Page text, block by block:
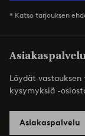
* Katso tarjouksen
Löydät
kysymyksiä -
Asiakaspalvelu